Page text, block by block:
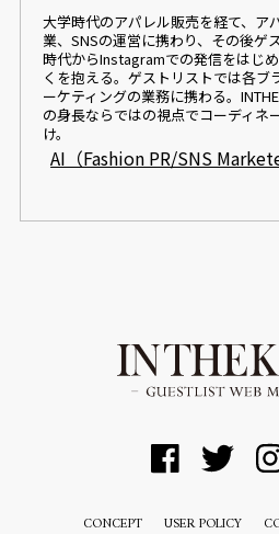
大学時代のアパレル販売を経て、ア
業、SNSの運営に携わり、その後ゲ
時代からInstagramでの発信をはじ
くを抱える。ゲストリストでは各ブ
ーケティングの業務に携わる。
の身長ならではの視点でコーディネ
け。
AI（Fashion PR/SNS
CONCEPT USER POLICY